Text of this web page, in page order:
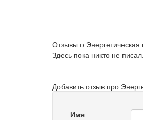
Отзывы о
Здесь пока никто не
Добавить отзыв про
Имя